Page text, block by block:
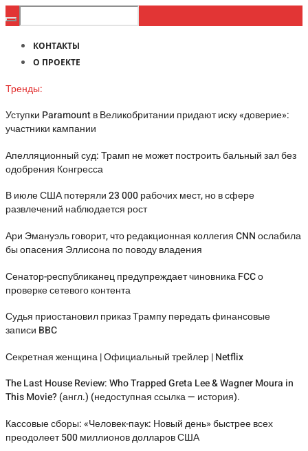
КОНТАКТЫ
О ПРОЕКТЕ
Тренды:
Уступки Paramount в Великобритании придают иску «доверие»:
участники кампании
Апелляционный суд: Трамп не может построить бальный зал без
одобрения Конгресса
В июле США потеряли 23 000 рабочих мест, но в сфере
развлечений наблюдается рост
Ари Эмануэль говорит, что редакционная коллегия CNN ослабила
бы опасения Эллисона по поводу владения
Сенатор-республиканец предупреждает чиновника FCC о
проверке сетевого контента
Судья приостановил приказ Трампу передать финансовые
записи BBC
Секретная женщина | Официальный трейлер | Netflix
The Last House Review: Who Trapped Greta Lee & Wagner Moura in
This Movie? (англ.) (недоступная ссылка — история).
Кассовые сборы: «Человек-паук: Новый день» быстрее всех
преодолеет 500 миллионов долларов США